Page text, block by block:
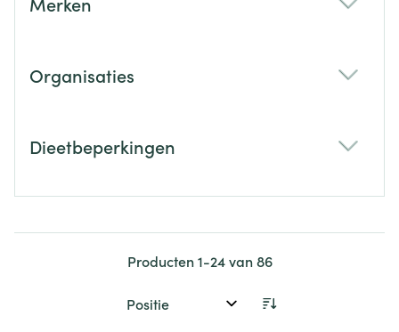
Organisaties
Dieetbeperkingen
Producten1-24van86
Sorteer op: